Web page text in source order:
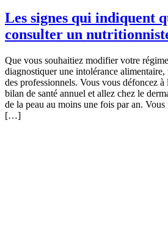
Les signes qui indiquent
consulter un
Que vous souhaitiez modifier votre
diagnostiquer une intolérance
des professionnels. Vous vous défoncez
bilan de santé annuel et allez chez le
de la peau au moins une fois par an. Vous
[…]